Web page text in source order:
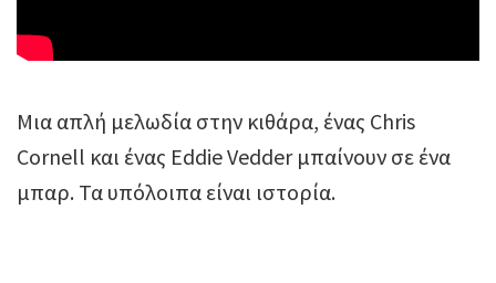
Μια απλή μελωδία στην κιθάρα, ένας Chris
Cornell και ένας Eddie Vedder μπαίνουν σε ένα
μπαρ. Τα υπόλοιπα είναι ιστορία.